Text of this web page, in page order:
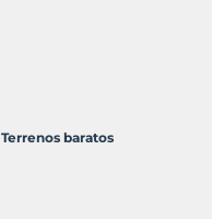
Terrenos baratos